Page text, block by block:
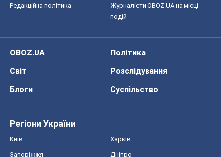
Редакційна політика
Журналісти OBOZ.UA на місці
подій
OBOZ.UA
Політика
Світ
Розслідування
Блоги
Суспільство
Регіони України
Київ Харків
Запоріжжя Дніпро